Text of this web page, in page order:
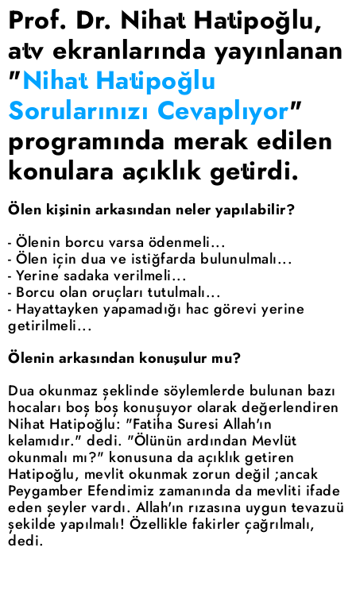
Prof. Dr. Nihat Hatipoğlu,
atv ekranlarında yayınlanan
"Nihat Hatipoğlu
Sorularınızı Cevaplıyor"
programında merak edilen
konulara açıklık getirdi.
Ölen kişinin arkasından neler yapılabilir?
- Ölenin borcu varsa ödenmeli...
- Ölen için dua ve istiğfarda bulunulmalı...
- Yerine sadaka verilmeli...
- Borcu olan oruçları tutulmalı...
- Hayattayken yapamadığı hac görevi yerine
getirilmeli...
Ölenin arkasından konuşulur mu?
Dua okunmaz şeklinde söylemlerde bulunan bazı
hocaları boş boş konuşuyor olarak değerlendiren
Nihat Hatipoğlu: "Fatiha Suresi Allah'ın
kelamıdır." dedi. "Ölünün ardından Mevlüt
okunmalı mı?" konusuna da açıklık getiren
Hatipoğlu, mevlit okunmak zorun değil ;ancak
Peygamber Efendimiz zamanında da mevliti ifade
eden şeyler vardı. Allah'ın rızasına uygun tevazuü
şekilde yapılmalı! Özellikle fakirler çağrılmalı,
dedi.